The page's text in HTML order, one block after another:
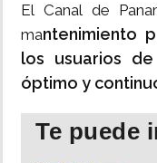
El Canal de
mantenimiento
los usuarios
óptimo y
Te puede